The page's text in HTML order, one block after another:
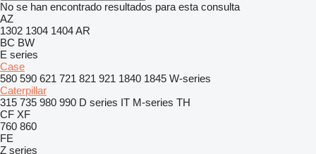
No se han encontrado resultados para esta consulta
AZ
1302 1304 1404AR
BC BW
E series
Case
580 590 621 721 821 921 1840 1845 W-series
Caterpillar
315 735 980 990 D series IT M-series TH
CF XF
760 860
FE
Z series